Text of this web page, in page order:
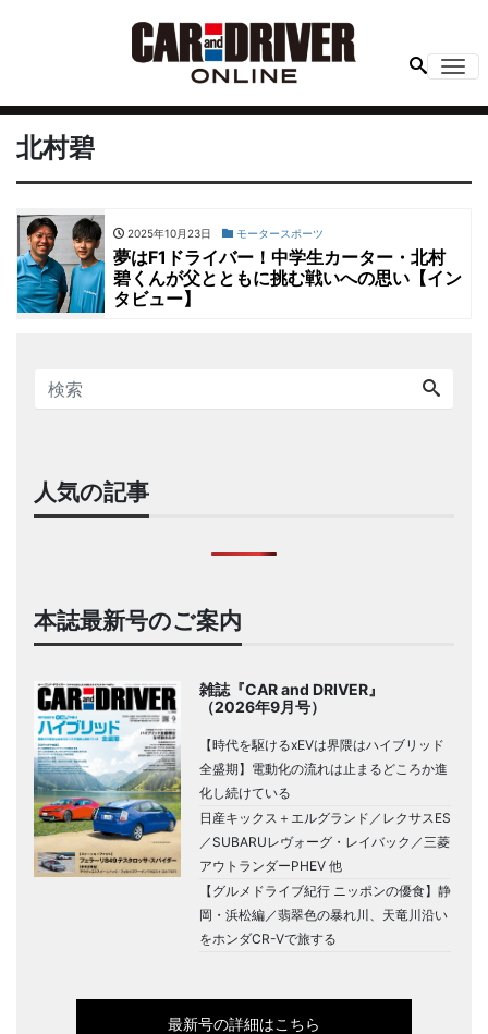
北村碧
2025年10月23日 モータースポーツ
夢はF1ドライバー！中学生カーター・北村
碧くんが父とともに挑む戦いへの思い【イン
タビュー】
人気の記事
本誌最新号のご案内
雑誌『CAR and DRIVER』
（2026年9月号）
【時代を駆けるxEVは界隈はハイブリッド
全盛期】電動化の流れは止まるどころか進
化し続けている
日産キックス＋エルグランド／レクサスES
／SUBARUレヴォーグ・レイバック／三菱
アウトランダーPHEV 他
【グルメドライブ紀行 ニッポンの優食】静
岡・浜松編／翡翠色の暴れ川、天竜川沿い
をホンダCR-Vで旅する
最新号の詳細はこちら